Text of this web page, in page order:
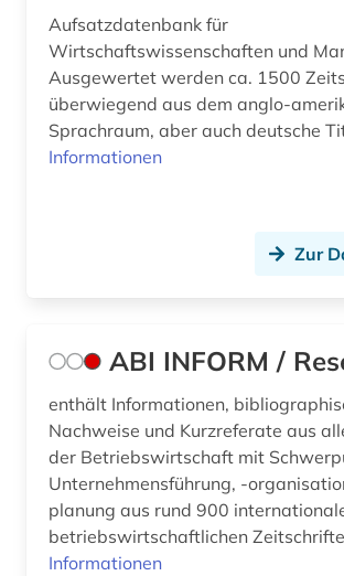
berlin (2)
beruf (1)
berufliche fortbildung (3)
berufsforschung (1)
berufspädagogik (1)
berufsrecht (1)
berufsstrategie (1)
berusbildungssystem (1)
Aufsatzdatenbank für
Wirtschaftswissenschaften und
Ausgewertet werden ca. 1500
überwiegend aus dem anglo-
Sprachraum, aber auch deutsche
Informationen
Zur
ABI INFORM /
enthält Informationen,
Nachweise und Kurzreferate aus
der Betriebswirtschaft mit
Unternehmensführung, -
planung aus rund 900
betriebswirtschaftlichen
Informationen